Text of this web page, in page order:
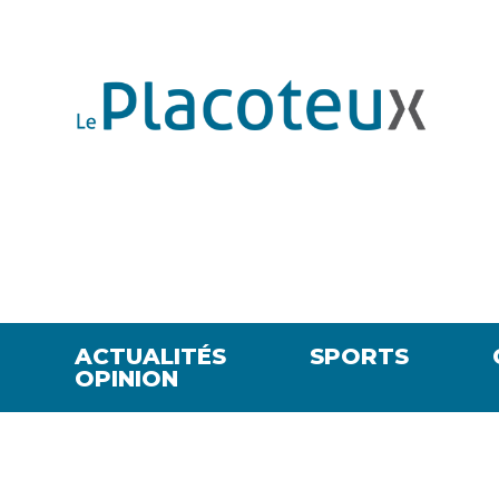
ACTUALITÉS SPORTS
OPINION